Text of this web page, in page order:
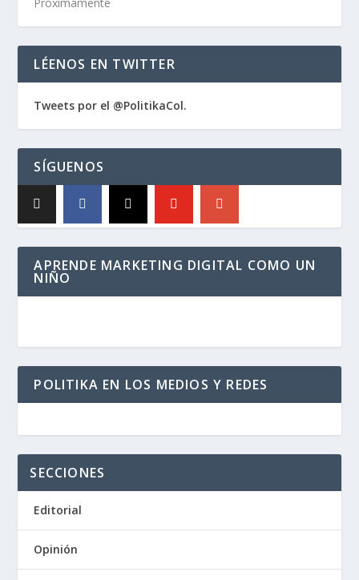
LÉENOS EN TWITTER
Tweets por el @PolitikaCol.
SÍGUENOS
APRENDE MARKETING DIGITAL COMO UN
NIÑO
POLITIKA EN LOS MEDIOS Y REDES
SECCIONES
Editorial
Opinión